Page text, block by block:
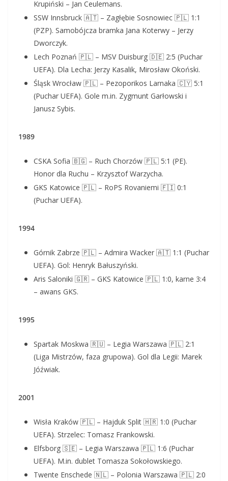
Krupiński – Jan Ceulemans.
SSW Innsbruck 🇦🇹 – Zagłębie Sosnowiec 🇵🇱 1:1
(PZP). Samobójcza bramka Jana Koterwy – Jerzy
Dworczyk.
Lech Poznań 🇵🇱 – MSV Duisburg 🇩🇪 2:5 (Puchar
UEFA). Dla Lecha: Jerzy Kasalik, Mirosław Okoński.
Śląsk Wrocław 🇵🇱 – Pezoporikos Larnaka 🇨🇾 5:1
(Puchar UEFA). Gole m.in. Zygmunt Garłowski i
Janusz Sybis.
1989
CSKA Sofia 🇧🇬 – Ruch Chorzów 🇵🇱 5:1 (PE).
Honor dla Ruchu – Krzysztof Warzycha.
GKS Katowice 🇵🇱 – RoPS Rovaniemi 🇫🇮 0:1
(Puchar UEFA).
1994
Górnik Zabrze 🇵🇱 – Admira Wacker 🇦🇹 1:1 (Puchar
UEFA). Gol: Henryk Bałuszyński.
Aris Saloniki 🇬🇷 – GKS Katowice 🇵🇱 1:0, karne 3:4
– awans GKS.
1995
Spartak Moskwa 🇷🇺 – Legia Warszawa 🇵🇱 2:1
(Liga Mistrzów, faza grupowa). Gol dla Legii: Marek
Jóźwiak.
2001
Wisła Kraków 🇵🇱 – Hajduk Split 🇭🇷 1:0 (Puchar
UEFA). Strzelec: Tomasz Frankowski.
Elfsborg 🇸🇪 – Legia Warszawa 🇵🇱 1:6 (Puchar
UEFA). M.in. dublet Tomasza Sokołowskiego.
Twente Enschede 🇳🇱 – Polonia Warszawa 🇵🇱 2:0